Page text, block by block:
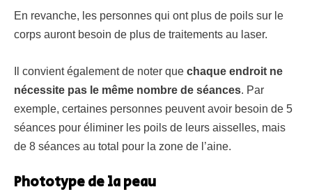
En revanche, les personnes qui ont plus de poils sur le
corps auront besoin de plus de traitements au laser.
Il convient également de noter que chaque endroit ne
nécessite pas le même nombre de séances. Par
exemple, certaines personnes peuvent avoir besoin de 5
séances pour éliminer les poils de leurs aisselles, mais
de 8 séances au total pour la zone de l’aine.
Phototype de la peau